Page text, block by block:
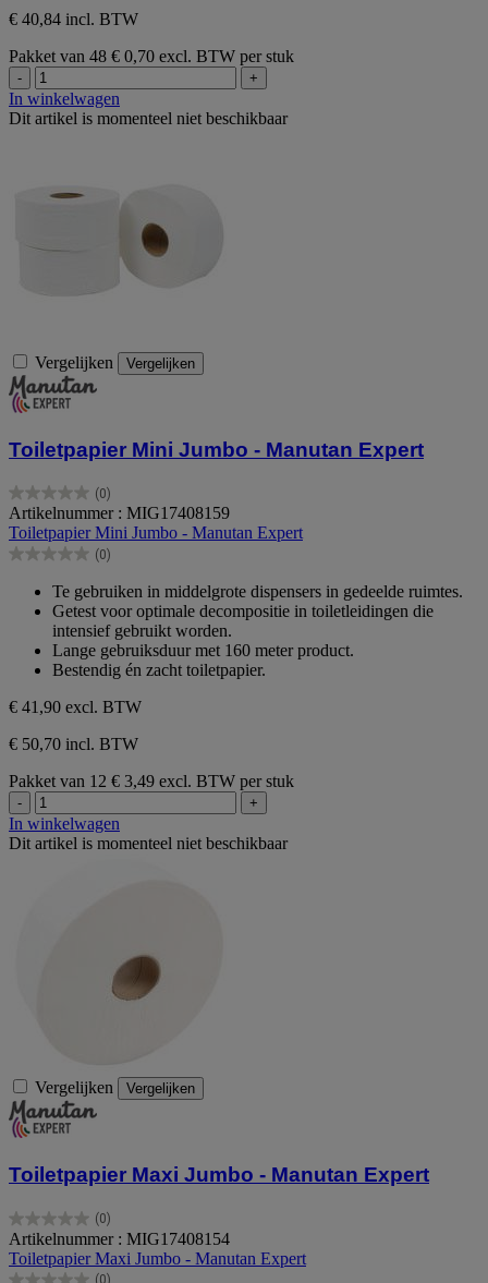
€ 40,84 incl. BTW
Pakket van 48 € 0,70 excl. BTW per stuk
- +
In winkelwagen
Dit artikel is momenteel niet beschikbaar
Vergelijken Vergelijken
Toiletpapier Mini Jumbo - Manutan Expert
(0)
0.0
van
de
5
Artikelnummer : MIG17408159
Toiletpapier Mini Jumbo - Manutan Expert
(0)
0.0
sterren.
Te gebruiken in middelgrote dispensers in gedeelde ruimtes.
Getest voor optimale decompositie in toiletleidingen die
intensief gebruikt worden.
Lange gebruiksduur met 160 meter product.
Bestendig én zacht toiletpapier.
€ 41,90 excl. BTW
€ 50,70 incl. BTW
Pakket van 12 € 3,49 excl. BTW per stuk
- +
In winkelwagen
Dit artikel is momenteel niet beschikbaar
Vergelijken Vergelijken
Toiletpapier Maxi Jumbo - Manutan Expert
(0)
0.0
van
de
Artikelnummer : MIG17408154
Toiletpapier Maxi Jumbo - Manutan Expert
(0)